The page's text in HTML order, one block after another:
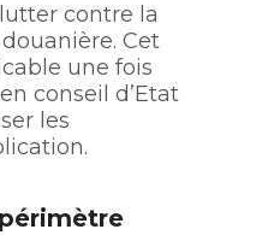
contre la
Cet
une fois
conseil d’Etat
les